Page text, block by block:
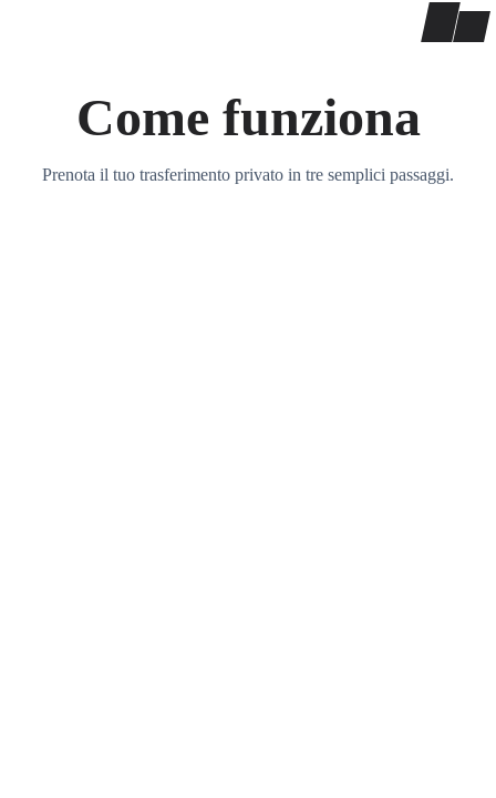
Come funziona
Prenota il tuo trasferimento privato in tre semplici passaggi.